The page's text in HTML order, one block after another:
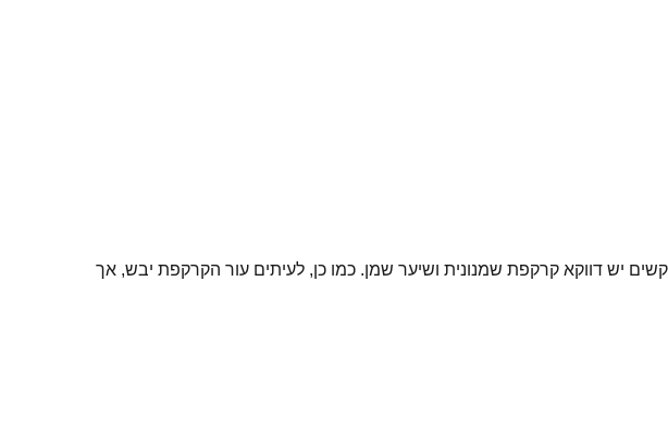
יש דווקא קרקפת שמנונית ושיער שמן. כמו כן, לעיתים עור הקרקפת יבש, אך